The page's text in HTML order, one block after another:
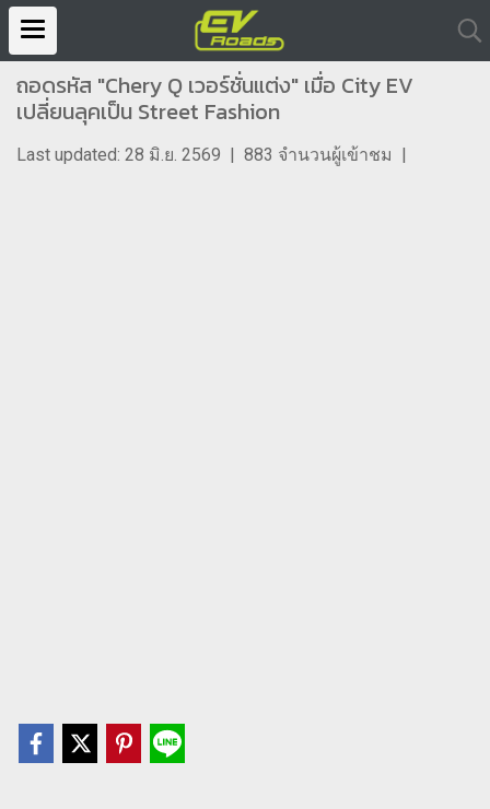
ถอดรหัส "Chery Q เวอร์ชั่นแต่ง" เมื่อ City EV
เปลี่ยนลุคเป็น Street Fashion
Last updated: 28 มิ.ย. 2569 | 883 จำนวนผู้เข้าชม |